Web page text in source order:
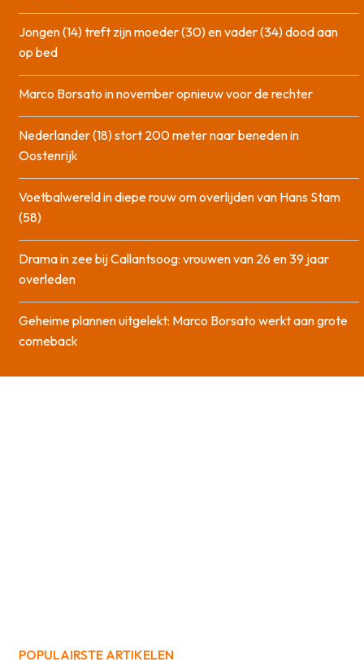
Jongen (14) treft zijn moeder (30) en vader (34) dood aan
op bed
Marco Borsato in november opnieuw voor de rechter
Nederlander (18) stort 200 meter naar beneden in
Oostenrijk
Voetbalwereld in diepe rouw om overlijden van Hans Stam
(58)
Drama in zee bij Callantsoog: vrouwen van 26 en 39 jaar
overleden
Geheime plannen uitgelekt: Marco Borsato werkt aan grote
comeback
POPULAIRSTE ARTIKELEN